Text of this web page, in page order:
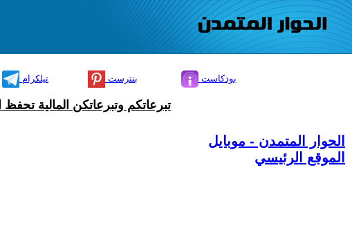
تيلكرام بنترست بودكاست
تبرعاتكم وتبرعاتكن المالية
الحوار المتمدن - موبايل
الموقع الرئيسي